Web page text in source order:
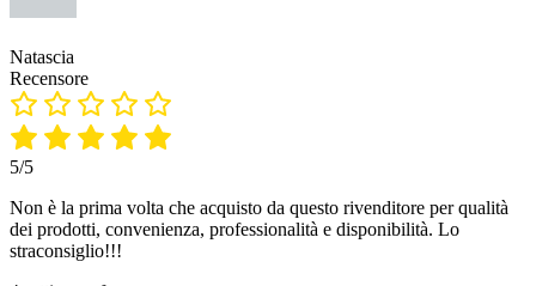
Natascia
Recensore
5/5
Non è la prima volta che acquisto da questo rivenditore per qualità
dei prodotti, convenienza, professionalità e disponibilità. Lo
straconsiglio!!!